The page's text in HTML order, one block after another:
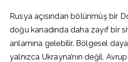
Rusya açısından bölünmüş bir
doğu kanadında daha zayıf bir
anlamına gelebilir. Bölgesel
yalnızca Ukrayna’nın değil,